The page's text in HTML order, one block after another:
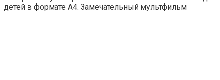
детей в формате А4. Замечательный мультфильм